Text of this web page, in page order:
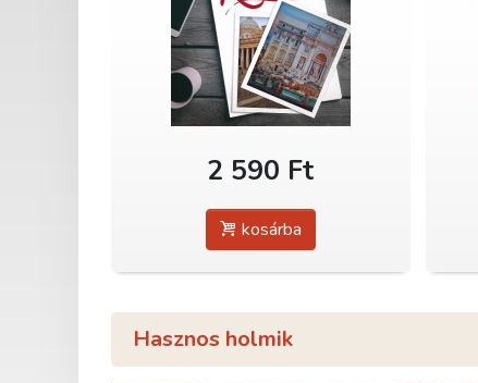
2 590 Ft
kosárba
Hasznos holmik